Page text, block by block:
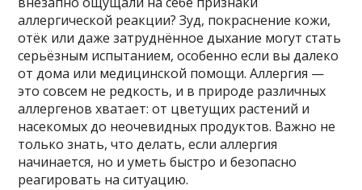
аллергической реакции? Зуд, покраснение кожи,
отёк или даже затруднённое дыхание могут стать
серьёзным испытанием, особенно если вы далеко
от дома или медицинской помощи. Аллергия —
это совсем не редкость, и в природе различных
аллергенов хватает: от цветущих растений и
насекомых до неочевидных продуктов. Важно не
только знать, что делать, если аллергия
начинается, но и уметь быстро и безопасно
реагировать на ситуацию.